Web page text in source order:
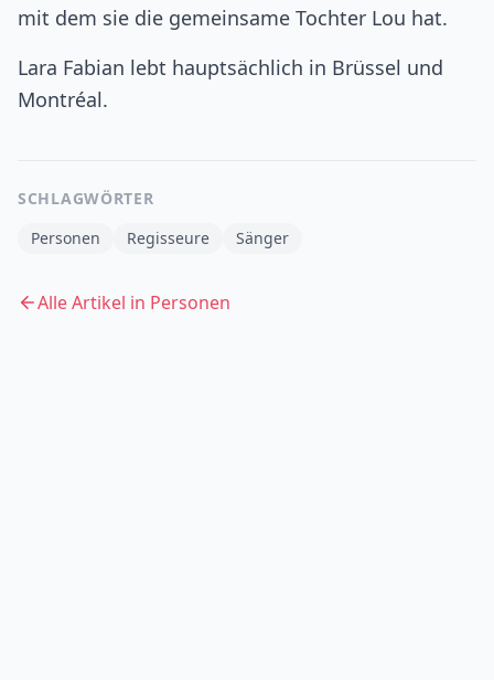
mit dem sie die gemeinsame Tochter Lou hat.
Lara Fabian lebt hauptsächlich in Brüssel und
Montréal.
SCHLAGWÖRTER
Personen
Regisseure Sänger
Alle Artikel in Personen